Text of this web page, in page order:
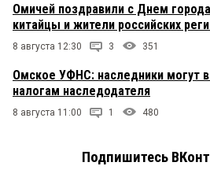
Омичей поздравили с Днем
китайцы и жители российских
8 августа 12:30 3 351
Омское УФНС: наследники могут
налогам наследодателя
8 августа 11:00 1 480
Подпишитесь